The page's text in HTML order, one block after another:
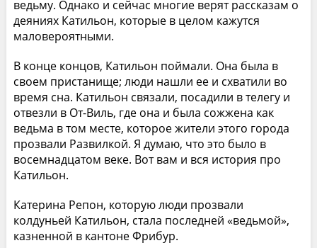
ведьму. Однако и сейчас многие верят рассказам о
деяниях Катильон, которые в целом кажутся
маловероятными.
В конце концов, Катильон поймали. Она была в
своем пристанище; люди нашли ее и схватили во
время сна. Катильон связали, посадили в телегу и
отвезли в От-Виль, где она и была сожжена как
ведьма в том месте, которое жители этого города
прозвали Развилкой. Я думаю, что это было в
восемнадцатом веке. Вот вам и вся история про
Катильон.
Катерина Репон, которую люди прозвали
колдуньей Катильон, стала последней «ведьмой»,
казненной в кантоне Фрибур.